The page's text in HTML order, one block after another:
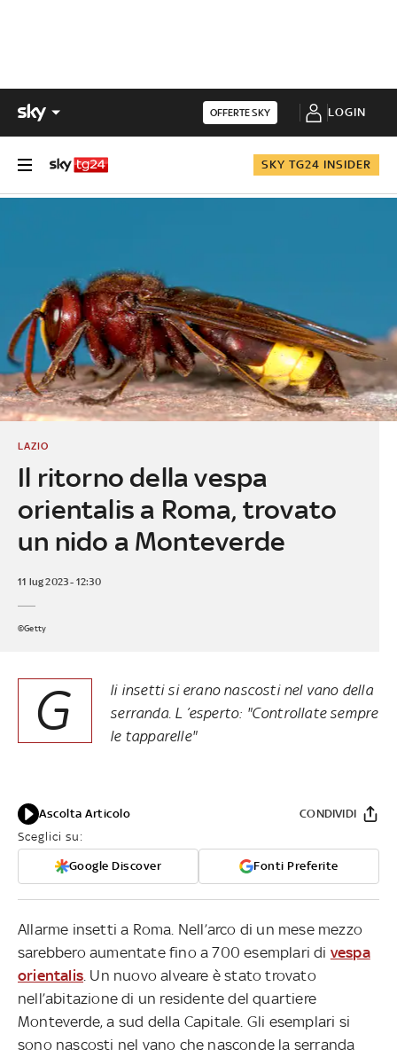
OFFERTE SKY LOGIN
SKY TG24 INSIDER
Il ritorno della vespa
orientalis a Roma, trovato
un nido a Monteverde
LAZIO
11 lug 2023 - 12:30
©Getty
G
li insetti si erano nascosti nel vano della
serranda. L ’esperto: "Controllate sempre
le tapparelle"
Ascolta Articolo
Sceglici su:
Google Discover Fonti Preferite
CONDIVIDI
Allarme insetti a Roma. Nell’arco di un mese mezzo
sarebbero aumentate fino a 700 esemplari di vespa
orientalis . Un nuovo alveare è stato trovato
nell’abitazione di un residente del quartiere
Monteverde, a sud della Capitale. Gli esemplari si
sono nascosti nel vano che nasconde la serranda